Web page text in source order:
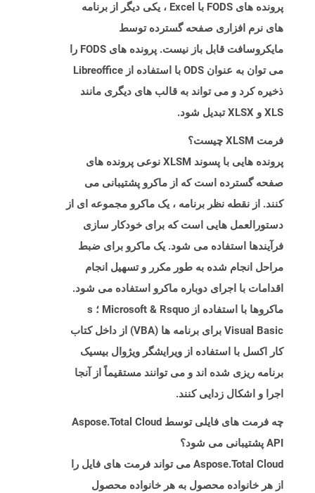
پرونده های FODS با Excel ، یکی دیگر از برنامه
های نرم افزاری صفحه گسترده توسط
مایکروسافت قابل باز نیست. پرونده های FODS را
می توان به عنوان ODS با استفاده از Libreoffice
ذخیره کرد و می تواند به قالب های دیگری مانند
XLS و XLSX تبدیل شود.
فرمت XLSM چیست؟
پرونده هایی با پسوند XLSM نوعی پرونده های
صفحه گسترده است که از ماکرو پشتیبانی می
کنند. از نقطه نظر برنامه ، یک ماکرو مجموعه ای از
دستورالعمل هایی است که برای خودکار سازی
فرآیندها استفاده می شود. یک ماکرو برای ضبط
مراحل انجام شده به طور مکرر و تسهیل انجام
اقدامات با اجرای دوباره ماکرو استفاده می شود.
ماکروها با استفاده از Microsoft & Rsquo ؛ s
Visual Basic برای برنامه ها (VBA) از داخل کتاب
کار اکسل با استفاده از ویرایشگر ویژوال بیسیک
برنامه ریزی شده اند و می توانند مستقیماً از آنجا
اجرا و اشکال زدایی کنند.
چه فرمت های فایلی توسط Aspose.Total Cloud
API پشتیبانی می شود؟
Aspose.Total Cloud می تواند فرمت های فایل را
از هر خانواده محصول به هر خانواده محصول